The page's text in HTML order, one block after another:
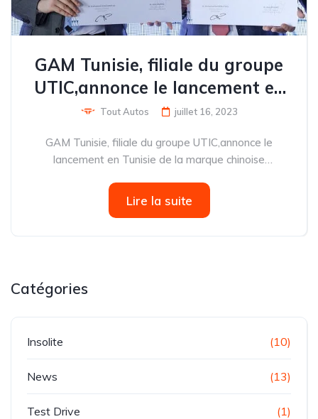
GAM Tunisie, filiale du groupe
UTIC,annonce le lancement en
Tunisie de la marque chinoise
SANYd’engins de chantier
Tout Autos juillet 16, 2023
GAM Tunisie, filiale du groupe UTIC,annonce le
lancement en Tunisie de la marque chinoise
filiale du groupe UTIC, est fière d’annoncer le lancement
officiel de la marque SANY en...
Lire la suite
Catégories
Insolite (10)
News (13)
Test Drive (1)